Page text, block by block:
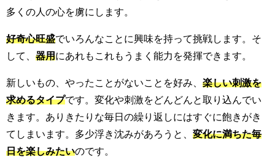
多くの人の心を虜にします。
好奇心旺盛でいろんなことに興味を持って挑戦します。そ
して、 器用にあれもこれもうまく能力を発揮できます。
新しいもの、やったことがないことを好み、 楽しい刺激を
求めるタイプです。変化や刺激をどんどんと取り込んでい
きます。ありきたりな毎日の繰り返しにはすぐに飽きがき
てしまいます。多少浮き沈みがあろうと、 変化に満ちた毎
日を楽しみたいのです。